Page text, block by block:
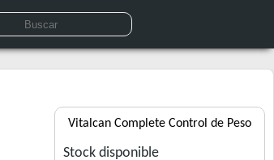
Vitalcan Complete Control de Peso
Stock disponible